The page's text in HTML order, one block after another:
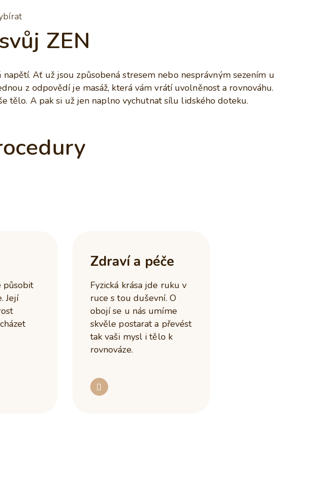
ZEN
Ať už jsou způsobená stresem nebo nesprávným sezením u
z odpovědí je masáž, která vám vrátí uvolněnost a rovnováhu.
tělo. A pak si už jen naplno vychutnat sílu lidského doteku.
působit
Její
Zdraví a péče
Fyzická krása jde ruku v
ruce s tou duševní. O
obojí se u nás umíme
skvěle postarat a převést
tak vaši mysl i tělo k
rovnováze.